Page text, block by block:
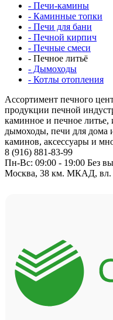
- Печи-камины
- Каминные топки
- Печи для бани
- Печной кирпич
- Печные смеси
- Печное литьё
- Дымоходы
- Котлы отопления
Ассортимент печного
продукции печной
каминное и печное
дымоходы, печи для дома
каминов, аксессуары и
8 (916) 881-83-99
Пн-Вс: 09:00 - 19:00 Без
Москва, 38 км. МКАД, вл.